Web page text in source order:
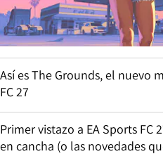
Así es The Grounds, el nuevo
FC 27
Primer vistazo a EA Sports FC
en cancha (o las novedades